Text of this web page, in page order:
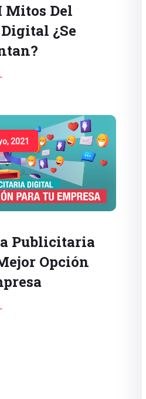
Mitos Del
¿Se
2021
Publicitaria
Opción